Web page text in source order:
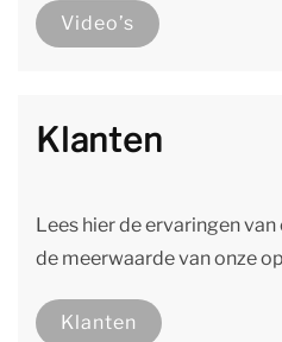
Video’s
Klanten
Lees hier de ervaringen
de meerwaarde van onze
Klanten